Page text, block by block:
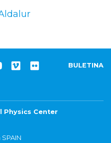
BULETINA
Physics Center